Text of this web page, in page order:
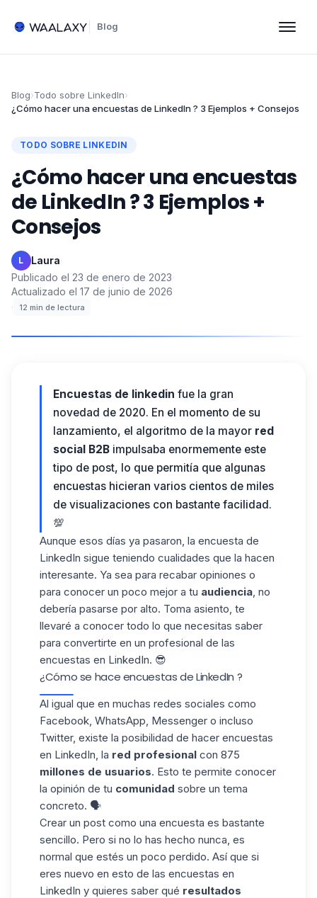
Blog
Blog›Todo sobre LinkedIn›
¿Cómo hacer una encuestas de LinkedIn ? 3 Ejemplos + Consejos
TODO SOBRE LINKEDIN
¿Cómo hacer una encuestas
de LinkedIn ? 3 Ejemplos +
Consejos
L Laura·
Publicado el 23 de enero de 2023·
Actualizado el 17 de junio de 2026
·
12 min de lectura
Encuestas de linkedin fue la gran
novedad de 2020. En el momento de su
lanzamiento, el algoritmo de la mayor red
social B2B impulsaba enormemente este
tipo de post, lo que permitía que algunas
encuestas hicieran varios cientos de miles
de visualizaciones con bastante facilidad.
💯
Aunque esos días ya pasaron, la encuesta de
LinkedIn sigue teniendo cualidades que la hacen
interesante. Ya sea para recabar opiniones o
para conocer un poco mejor a tu audiencia, no
debería pasarse por alto. Toma asiento, te
llevaré a conocer todo lo que necesitas saber
para convertirte en un profesional de las
encuestas en LinkedIn. 😎
¿Cómo se hace encuestas de LinkedIn ?
Al igual que en muchas redes sociales como
Facebook, WhatsApp, Messenger o incluso
Twitter, existe la posibilidad de hacer encuestas
en LinkedIn, la red profesional con 875
millones de usuarios. Esto te permite conocer
la opinión de tu comunidad sobre un tema
concreto. 🗣️
Crear un post como una encuesta es bastante
sencillo. Pero si no lo has hecho nunca, es
normal que estés un poco perdido. Así que si
eres nuevo en esto de las encuestas en
LinkedIn y quieres saber qué resultados